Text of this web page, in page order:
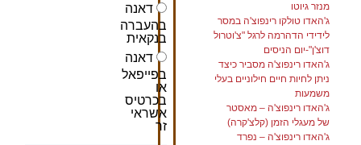
מנזר גיוטו
ג'האדו טולקו רינפוצ'ה במסר
לידידי הדהרמה לרגל "צ'וטרול
דוצ'ן"-יום הניסים
ג'האדו רינפוצ'ה מסביר כיצד
ניתן לחיות חיים חילוניים בעלי
משמעות
ג'האדו רינפוצ'ה – מאסטר
של מעגלי הזמן (קלצ'קרה)
ג'האדו רינפוצ'ה – נפרד
דאנה
בהעברה
בנקאית
דאנה
בפייפאל
או
בכרטיס
אשראי
זר